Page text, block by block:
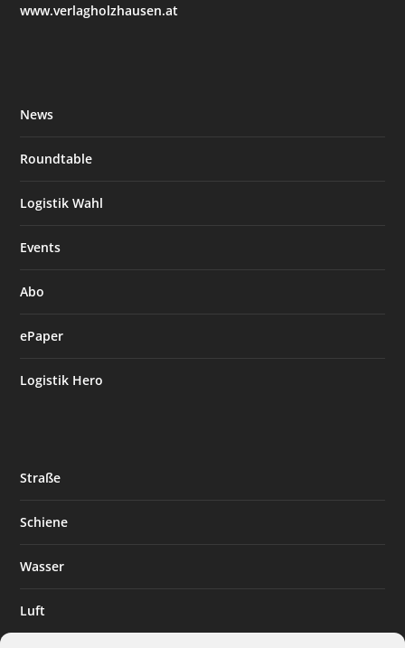
www.verlagholzhausen.at
News
Roundtable
Logistik Wahl
Events
Abo
ePaper
Logistik Hero
Straße
Schiene
Wasser
Luft